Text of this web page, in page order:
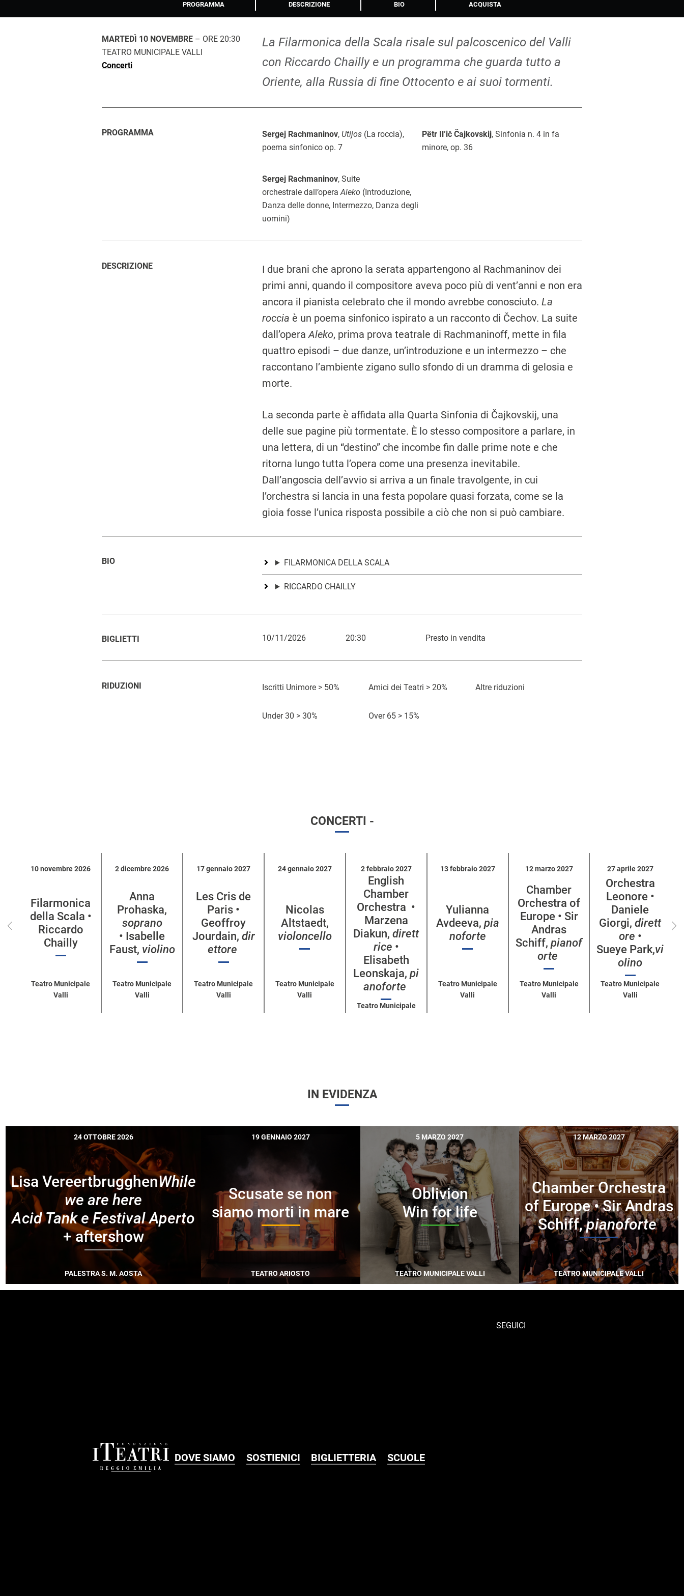
PROGRAMMA DESCRIZIONE BIO ACQUISTA
MARTEDÌ 10 NOVEMBRE – ORE 20:30
TEATRO MUNICIPALE VALLI
Concerti
La Filarmonica della Scala risale sul palcoscenico del Valli
con Riccardo Chailly e un programma che guarda tutto a
Oriente, alla Russia di fine Ottocento e ai suoi tormenti.
PROGRAMMA Sergej Rachmaninov, Utijos (La roccia),
poema sinfonico op. 7
Sergej Rachmaninov, Suite
orchestrale dall’operaAleko (Introduzione,
Danza delle donne, Intermezzo, Danza degli
uomini)
Pëtr Il’ič Čajkovskij, Sinfonia n. 4 in fa
minore, op. 36
DESCRIZIONE
I due brani che aprono la serata appartengono al Rachmaninov dei
primi anni, quando il compositore aveva poco più di vent’anni e non era
ancora il pianista celebrato che il mondo avrebbe conosciuto. La
roccia è un poema sinfonico ispirato a un racconto di Čechov. La suite
dall’operaAleko, prima prova teatrale di Rachmaninoff, mette in fila
quattro episodi – due danze, un’introduzione e un intermezzo – che
raccontano l’ambiente zigano sullo sfondo di un dramma di gelosia e
morte.
La seconda parte è affidata alla Quarta Sinfonia di Čajkovskij, una
delle sue pagine più tormentate. È lo stesso compositore a parlare, in
una lettera, di un “destino” che incombe fin dalle prime note e che
ritorna lungo tutta l’opera come una presenza inevitabile.
Dall’angoscia dell’avvio si arriva a un finale travolgente, in cui
l’orchestra si lancia in una festa popolare quasi forzata, come se la
gioia fosse l’unica risposta possibile a ciò che non si può cambiare.
BIO FILARMONICA DELLA SCALA
RICCARDO CHAILLY
BIGLIETTI
C
L
k
10/11/2026 20:30 Presto in vendita
RIDUZIONI Iscritti Unimore > 50%
Under 30 > 30%
Amici dei Teatri > 20%
Over 65 > 15%
Altre riduzioni
CONCERTI -
eventi
categoria
10 novembre 2026
Filarmonica
della Scala •
Riccardo
Chailly
Teatro Municipale
Valli
2 dicembre 2026
Anna
Prohaska,
soprano
• Isabelle
Faust, violino
Teatro Municipale
Valli
17 gennaio 2027
Les Cris de
Paris •
Geoffroy
Jourdain, dir
ettore
Teatro Municipale
Valli
24 gennaio 2027
Nicolas
Altstaedt,
violoncello
Teatro Municipale
Valli
2 febbraio 2027
English
Chamber
Orchestra •
Marzena
Diakun,dirett
rice •
Elisabeth
Leonskaja,pi
anoforte
Teatro Municipale
13 febbraio 2027
Yulianna
Avdeeva, pia
noforte
Teatro Municipale
Valli
12 marzo 2027
Chamber
Orchestra of
Europe • Sir
Andras
Schiff,pianof
orte
Teatro Municipale
Valli
27 aprile 2027
Orchestra
Leonore •
Daniele
Giorgi,dirett
ore •
Sueye Park,vi
olino
Teatro Municipale
Valli
IN EVIDENZA
24 OTTOBRE 2026
Lisa VereertbrugghenWhile
we are here
Acid Tank e Festival Aperto
+ aftershow
PALESTRA S. M. AOSTA
19 GENNAIO 2027
Scusate se non
siamo morti in mare
TEATRO ARIOSTO
5 MARZO 2027
Oblivion
Win for life
TEATRO MUNICIPALE VALLI
12 MARZO 2027
Chamber Orchestra
of Europe • Sir Andras
Schiff,pianoforte
TEATRO MUNICIPALE VALLI
DOVE SIAMO SOSTIENICI BIGLIETTERIA SCUOLE
SEGUICI